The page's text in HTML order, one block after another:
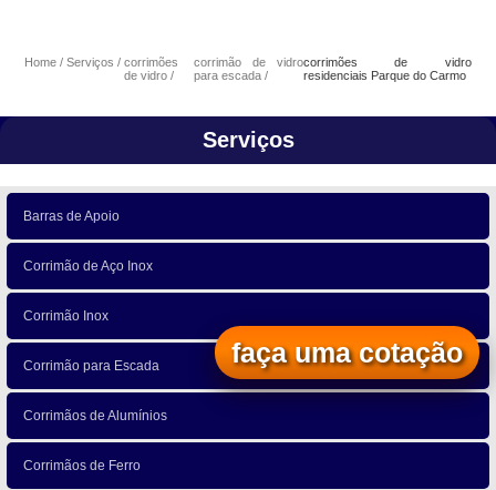
Home Serviços
corrimões
de vidro
corrimão de vidro
para escada
corrimões de vidro
residenciais Parque do Carmo
Serviços
Barras de Apoio
Corrimão de Aço Inox
Corrimão Inox
Corrimão para Escada
Corrimãos de Alumínios
Corrimãos de Ferro
faça uma cotação